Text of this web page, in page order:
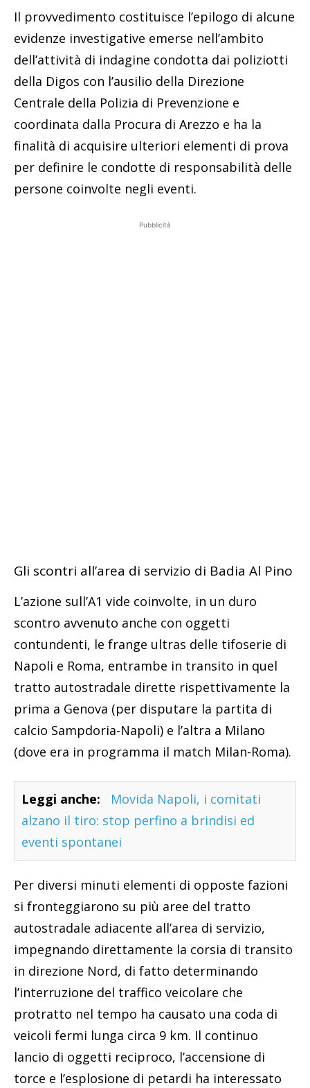
Il provvedimento costituisce l’epilogo di alcune
evidenze investigative emerse nell’ambito
dell’attività di indagine condotta dai poliziotti
della Digos con l’ausilio della Direzione
Centrale della Polizia di Prevenzione e
coordinata dalla Procura di Arezzo e ha la
finalità di acquisire ulteriori elementi di prova
per definire le condotte di responsabilità delle
persone coinvolte negli eventi.
Pubblicità
Gli scontri all’area di servizio di Badia Al Pino
L’azione sull’A1 vide coinvolte, in un duro
scontro avvenuto anche con oggetti
contundenti, le frange ultras delle tifoserie di
Napoli e Roma, entrambe in transito in quel
tratto autostradale dirette rispettivamente la
prima a Genova (per disputare la partita di
calcio Sampdoria-Napoli) e l’altra a Milano
(dove era in programma il match Milan-Roma).
Leggi anche:
Movida Napoli, i comitati
alzano il tiro: stop perfino a brindisi ed
eventi spontanei
Per diversi minuti elementi di opposte fazioni
si fronteggiarono su più aree del tratto
autostradale adiacente all’area di servizio,
impegnando direttamente la corsia di transito
in direzione Nord, di fatto determinando
l’interruzione del traffico veicolare che
protratto nel tempo ha causato una coda di
veicoli fermi lunga circa 9 km. Il continuo
lancio di oggetti reciproco, l’accensione di
torce e l’esplosione di petardi ha interessato